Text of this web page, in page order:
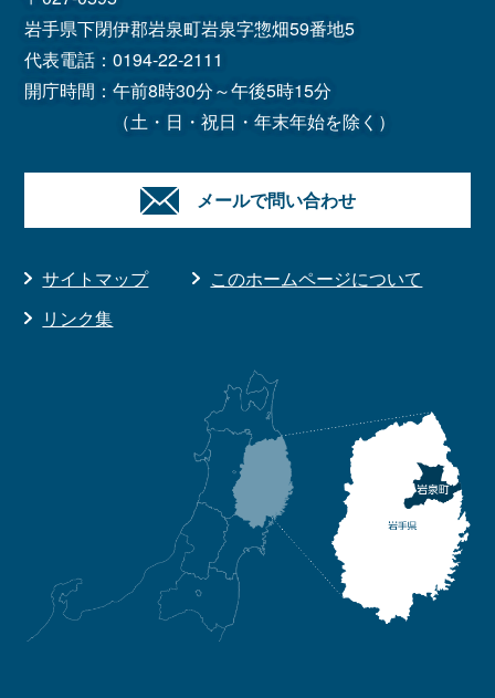
岩手県下閉伊郡岩泉町岩泉字惣畑59番地5
代表電話：0194-22-2111
開庁時間：午前8時30分～午後5時15分
（土・日・祝日・年末年始を除く）
メールで問い合わせ
サイトマップ
このホームページについて
リンク集